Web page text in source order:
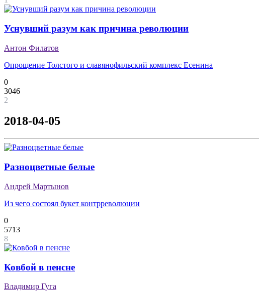
Уснувший разум как причина революции
Антон Филатов
Опрощение Толстого и славянофильский комплекс Есенина
0
3046
2
2018-04-05
Разноцветные белые
Андрей Мартынов
Из чего состоял букет контрреволюции
0
5713
8
Ковбой в пенсне
Владимир Гуга